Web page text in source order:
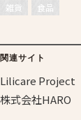
雑貨
食品
関連サイト
Lilicare Project
株式会社HARO